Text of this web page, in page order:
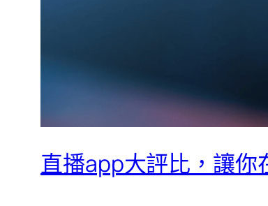
直播app大評比，讓你